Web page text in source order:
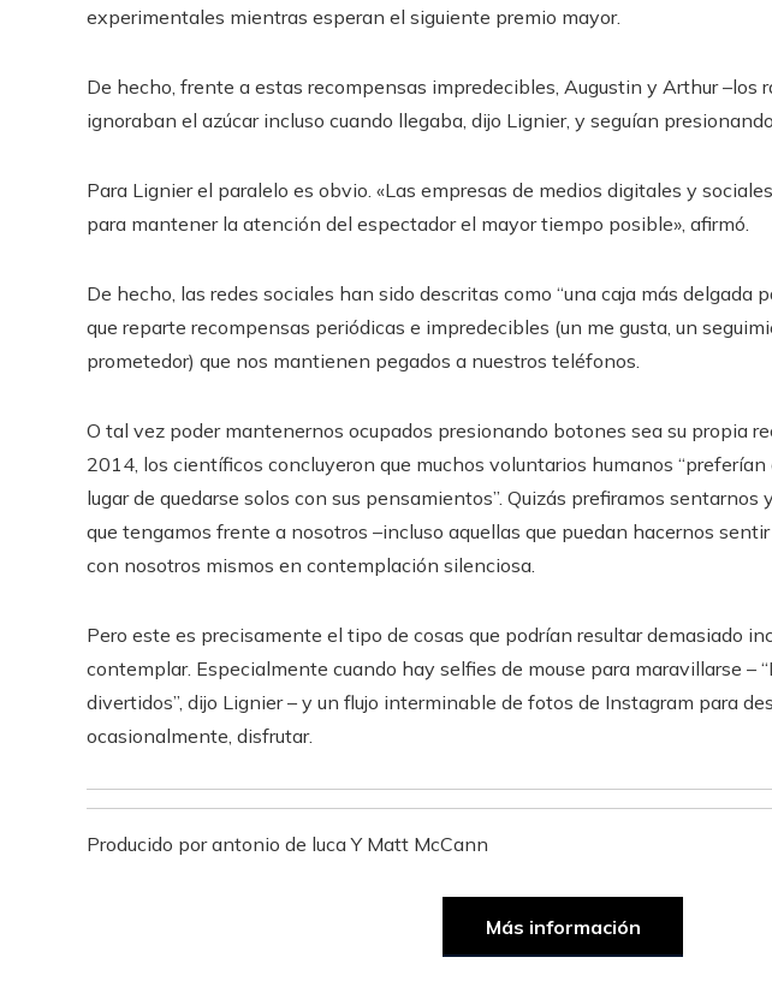
experimentales mientras esperan el siguiente premio mayor.
De hecho, frente a estas recompensas impredecibles, Augustin y Arthur –los
ignoraban el azúcar incluso cuando llegaba, dijo Lignier, y seguían
Para Lignier el paralelo es obvio. «Las empresas de medios digitales y
para mantener la atención del espectador el mayor tiempo posible», afirmó.
De hecho, las redes sociales han sido descritas como “una caja más delgada
que reparte recompensas periódicas e impredecibles (un me gusta, un
prometedor) que nos mantienen pegados a nuestros teléfonos.
O tal vez poder mantenernos ocupados presionando botones sea su propia
2014, los científicos concluyeron que muchos voluntarios humanos
lugar de quedarse solos con sus pensamientos”. Quizás prefiramos sentarnos
que tengamos frente a nosotros –incluso aquellas que puedan hacernos
con nosotros mismos en contemplación silenciosa.
Pero este es precisamente el tipo de cosas que podrían resultar demasiado
contemplar. Especialmente cuando hay selfies de mouse para maravillarse –
divertidos”, dijo Lignier – y un flujo interminable de fotos de Instagram para
ocasionalmente, disfrutar.
Producido porantonio de lucaY Matt McCann
Más información